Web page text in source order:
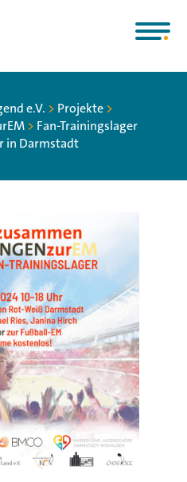
e.V. > Projekte>
> Fan-Trainingslager
in Darmstadt